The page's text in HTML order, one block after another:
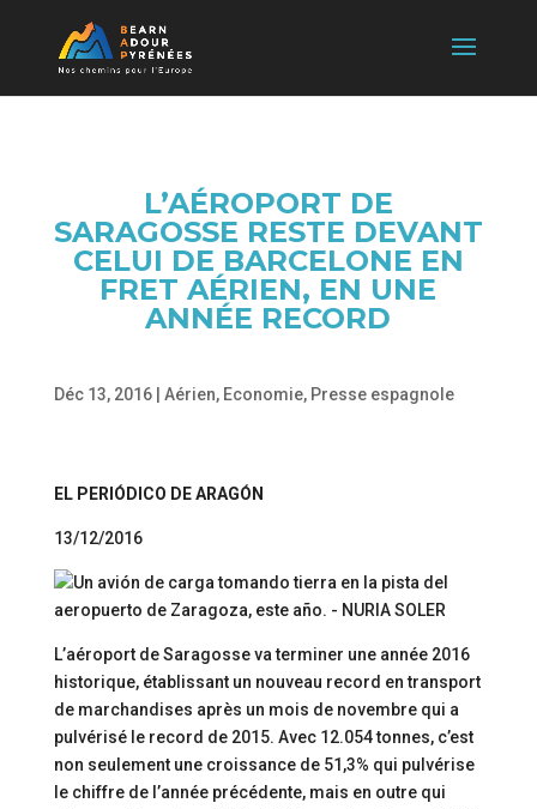
L’AÉROPORT DE
SARAGOSSE RESTE DEVANT
CELUI DE BARCELONE EN
FRET AÉRIEN, EN UNE
ANNÉE RECORD
Déc 13, 2016| Aérien, Economie, Presse espagnole
EL PERIÓDICO DE ARAGÓN
13/12/2016
L’aéroport de Saragosse va terminer une année 2016
historique, établissant un nouveau record en transport
de marchandises après un mois de novembre qui a
pulvérisé le record de 2015. Avec 12.054 tonnes, c’est
non seulement une croissance de 51,3% qui pulvérise
le chiffre de l’année précédente, mais en outre qui